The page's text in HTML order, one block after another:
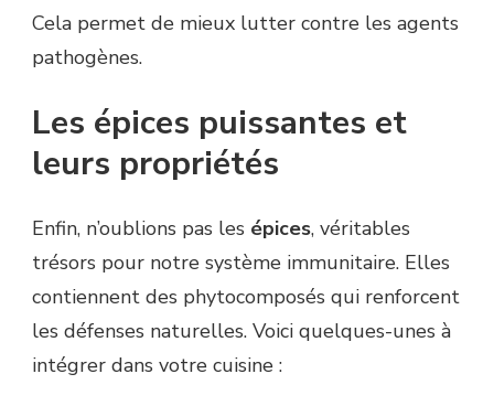
Cela permet de mieux lutter contre les agents
pathogènes.
Les épices puissantes et
leurs propriétés
Enfin, n’oublions pas les épices, véritables
trésors pour notre système immunitaire. Elles
contiennent des phytocomposés qui renforcent
les défenses naturelles. Voici quelques-unes à
intégrer dans votre cuisine :